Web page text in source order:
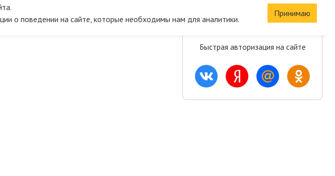
Сохраните корзину
и список желаний
Быстрая авторизация на сайте
о поведении на сайте, которые необходимы нам для аналитики.
Принимаю